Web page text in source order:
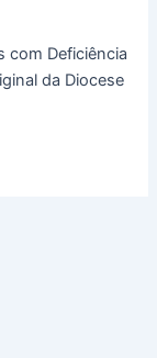
com Deficiência
da Diocese